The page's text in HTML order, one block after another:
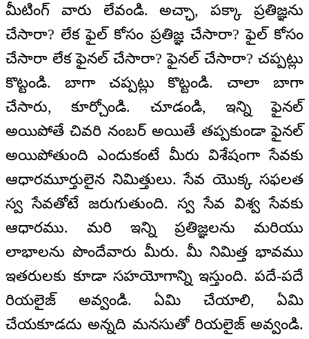
మీటింగ్ వారు లేవండి. అచ్ఛా, పక్కా ప్రతిజ్ఞను
చేసారా? లేక ఫైల్ కోసం ప్రతిజ్ఞ చేసారా? ఫైల్ కోసం
చేసారా లేక ఫైనల్ చేసారా? ఫైనల్ చేసారా? చప్పట్లు
కొట్టండి. బాగా చప్పట్లు కొట్టండి. చాలా బాగా
చేసారు, కూర్చోండి. చూడండి, ఇన్ని ఫైనల్
అయిపోతే చివరి నంబర్ అయితే తప్పకుండా ఫైనల్
అయిపోతుంది ఎందుకంటే మీరు విశేషంగా సేవకు
ఆధారమూర్తులైన నిమిత్తులు. సేవ యొక్క సఫలత
స్వ సేవతోటే జరుగుతుంది. స్వ సేవ విశ్వ సేవకు
ఆధారము. మరి ఇన్ని ప్రతిజ్ఞలను మరియు
లాభాలను పొందేవారు మీరు. మీ నిమిత్త భావము
ఇతరులకు కూడా సహయోగాన్ని ఇస్తుంది. పదే-పదే
రియలైజ్ అవ్వండి. ఏమి చేయాలి, ఏమి
చేయకూడదు అన్నది మనసుతో రియలైజ్ అవ్వండి.